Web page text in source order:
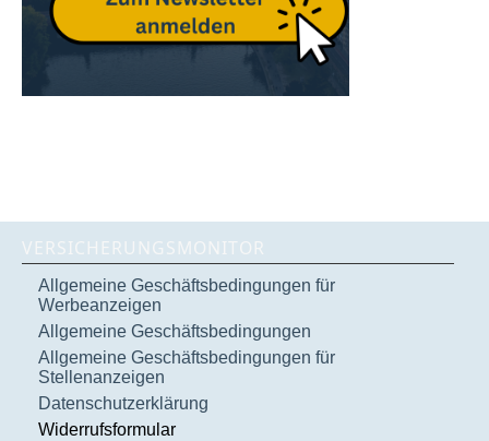
VERSICHERUNGSMONITOR
Allgemeine Geschäftsbedingungen für
Werbeanzeigen
Allgemeine Geschäftsbedingungen
Allgemeine Geschäftsbedingungen für
Stellenanzeigen
Datenschutzerklärung
Widerrufsformular